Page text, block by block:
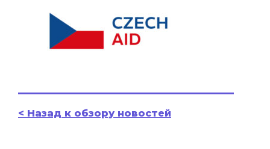
< Назад к обзору новостей